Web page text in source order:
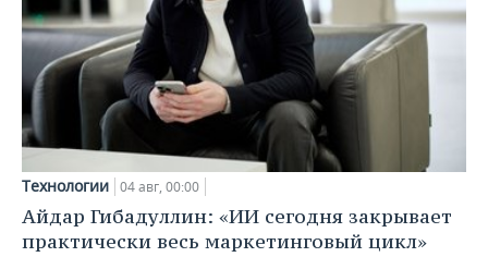
Технологии 04 авг, 00:00
Айдар Гибадуллин: «ИИ сегодня закрывает
практически весь маркетинговый цикл»